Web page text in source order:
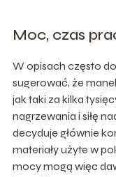
Moc, czas
W opisach często
sugerować, że
jak taki za kilka
nagrzewania i siłę
decyduje głównie
materiały użyte w
mocy mogą więc